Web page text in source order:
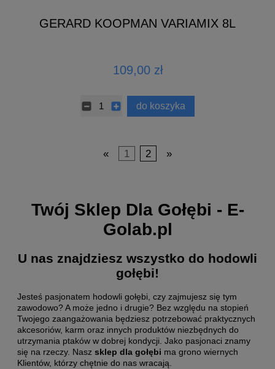
GERARD KOOPMAN VARIAMIX 8L
109,00 zł
do koszyka
« 1 2 »
Twój Sklep Dla Gołębi - E-
Golab.pl
U nas znajdziesz wszystko do hodowli
gołębi!
Jesteś pasjonatem hodowli gołębi, czy zajmujesz się tym
zawodowo? A może jedno i drugie? Bez względu na stopień
Twojego zaangażowania będziesz potrzebować praktycznych
akcesoriów, karm oraz innych produktów niezbędnych do
utrzymania ptaków w dobrej kondycji. Jako pasjonaci znamy
się na rzeczy. Nasz sklep dla gołębi ma grono wiernych
Klientów, którzy chętnie do nas wracają.